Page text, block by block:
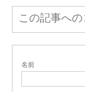
この記事への
名前